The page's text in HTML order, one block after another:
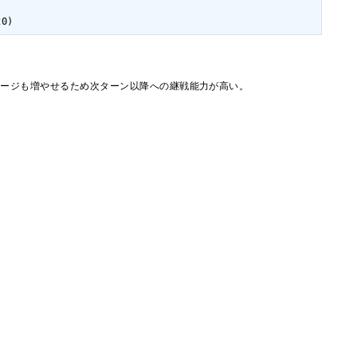
も増やせるため次ターン以降への継戦能力が高い。